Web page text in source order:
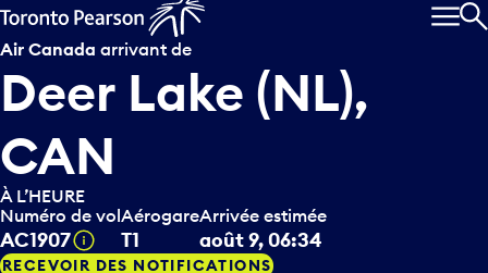
Air Canadaarrivant de
Deer Lake (NL),
CAN
À L’HEURE
Numéro de vol
AC1907 Infobulle
T1 août 9, 06:34
RECEVOIR DES NOTIFICATIONS